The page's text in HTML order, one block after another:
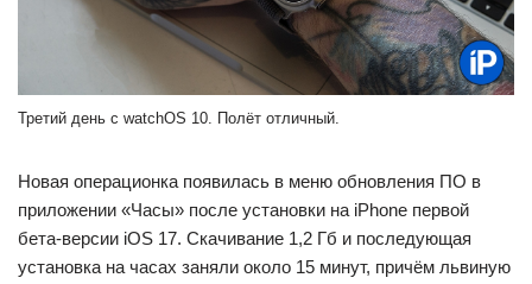
Третий день с watchOS 10. Полёт отличный.
Новая операционка появилась в меню обновления ПО в
приложении «Часы» после установки на iPhone первой
бета-версии iOS 17. Скачивание 1,2 Гб и последующая
установка на часах заняли около 15 минут, причём львиную